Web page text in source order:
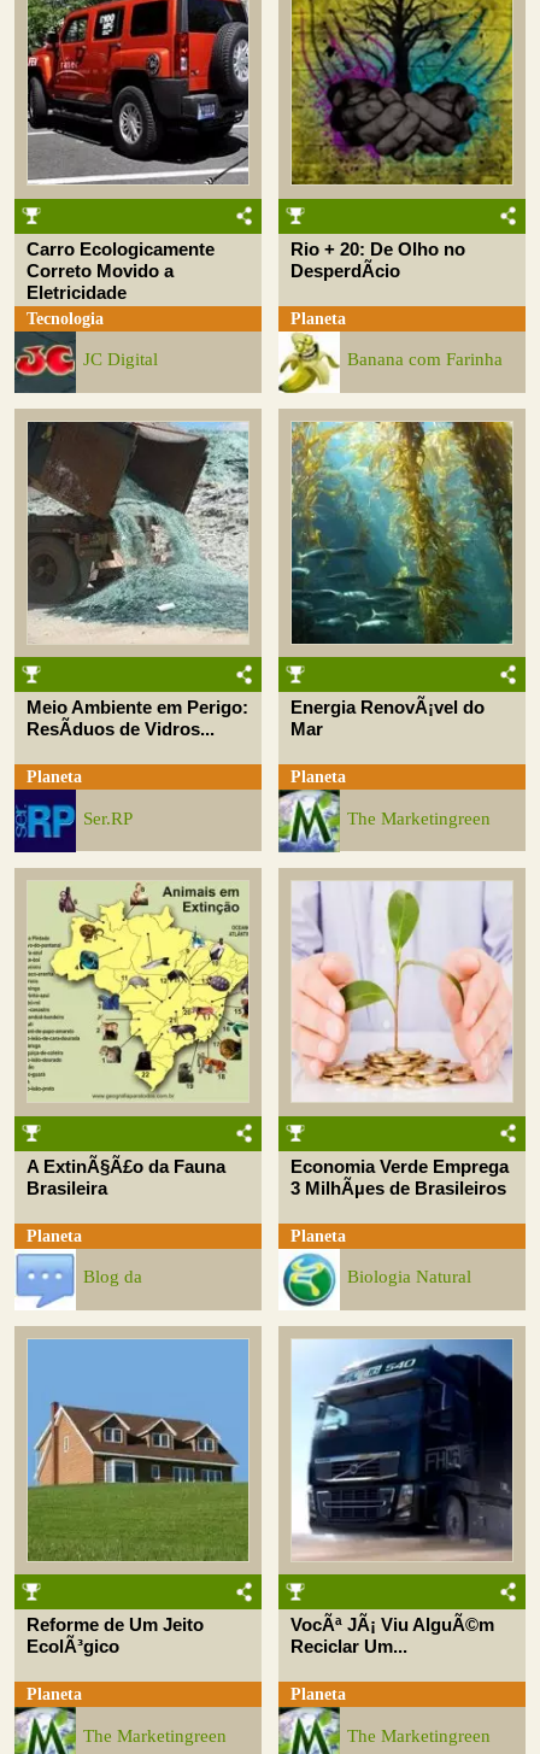
Carro Ecologicamente
Correto Movido a
Eletricidade
Tecnologia
JC Digital
Rio + 20: De Olho no
DesperdÃ­cio
Planeta
Banana com Farinha
Meio Ambiente em Perigo:
ResÃ­duos de Vidros...
Planeta
Ser.RP
Energia RenovÃ¡vel do
Mar
Planeta
The Marketingreen
A ExtinÃ§Ã£o da Fauna
Brasileira
Planeta
Blog da
Economia Verde Emprega
3 MilhÃµes de Brasileiros
Planeta
Biologia Natural
Reforme de Um Jeito
EcolÃ³gico
Planeta
The Marketingreen
VocÃª JÃ¡ Viu AlguÃ©m
Reciclar Um...
Planeta
The Marketingreen